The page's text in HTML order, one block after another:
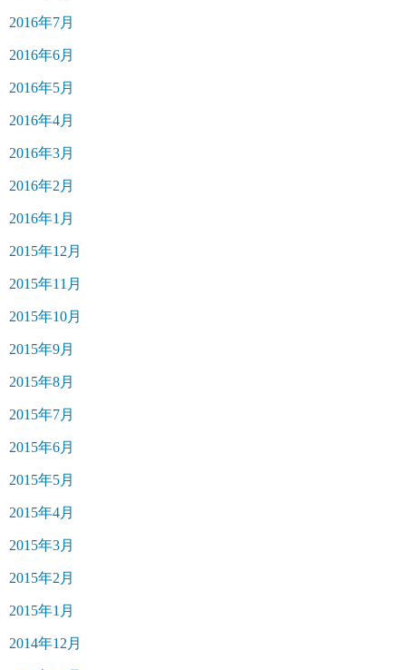
2016年7月
2016年6月
2016年5月
2016年4月
2016年3月
2016年2月
2016年1月
2015年12月
2015年11月
2015年10月
2015年9月
2015年8月
2015年7月
2015年6月
2015年5月
2015年4月
2015年3月
2015年2月
2015年1月
2014年12月